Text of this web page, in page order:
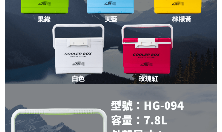
４．使用「AFTEE先享後付」時，將依據個別帳號之用戶狀況，依本公司即
時審查核予不同之上限額度；若仍有額度不足之情形，本公司將視審查結果
請求用戶進行身份認證。
５．嚴禁一人註冊多個帳號或使用他人資訊註冊。若發現惡意使用之情形，
恩沛科技股份有限公司將有權停止該用戶之使用額度並採取法律行動。
貨到付款（門市自取請勿下單，請聯繫客服）
每筆NT$200，滿NT$3,000(含以上)免運費
國家/地區配送(**下單前請私訊客服確認實際運費(運費另
計)，訂單才得以成立**)